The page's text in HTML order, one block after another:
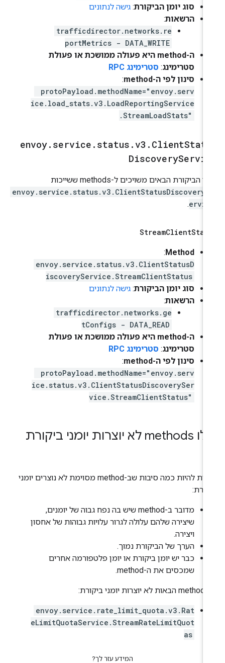
סוג יומן הביקורת:גישה לנתונים
הרשאות:
trafficdirector.networks.re
portMetrics - DATA_WRITE
ה-method היא פעולה ממושכת או פעולת
סטרימינג:סטרימינג RPC
סינון לפי ה-method
:
protoPayload.methodName="envoy.serv
ice.load_stats.v3.LoadReportingService
.StreamLoadStats"
envoy.service.status.v3.Client
Discovery
יומני הביקורת הבאים משויכים ל-methods ששייכות
envoy.service.status.v3.ClientStatusDiscoveryS
.
StreamClient
Method
:‏
envoy.service.status.v3.ClientStatusD
iscoveryService.StreamClientStatus
סוג יומן הביקורת:גישה לנתונים
הרשאות:
trafficdirector.networks.ge
tConfigs - DATA_READ
ה-method היא פעולה ממושכת או פעולת
סטרימינג:סטרימינג RPC
סינון לפי ה-method
:
protoPayload.methodName="envoy.serv
ice.status.v3.ClientStatusDiscoverySer
vice.StreamClientStatus"
יכולות להיות כמה סיבות שב-method מסוימת לא נוצרים יומני
מדובר ב-method שיש בה נפח גבוה של יומנים,
שיצירה שלהם עלולה לגרור עלויות גבוהות של אחסון
ויצירה.
הערך של הביקורת נמוך.
כבר יש יומן ביקורת או יומן פלטפורמה אחרים
שמכסים את ה-method.
envoy.service.rate_limit_quota.v3.Rat
eLimitQuotaService.StreamRateLimitQuot
המידע עזר לך?